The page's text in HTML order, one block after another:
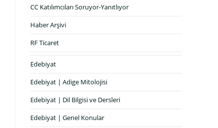
CC Katılımcıları Soruyor-Yanıtlıyor
Haber Arşivi
RF Ticaret
Edebiyat
Edebiyat | Adige Mitolojisi
Edebiyat | Dil Bilgisi ve Dersleri
Edebiyat | Genel Konular